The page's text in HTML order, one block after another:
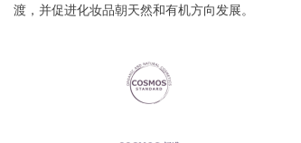
渡，并促进化妆品朝天然和有机方向发展。